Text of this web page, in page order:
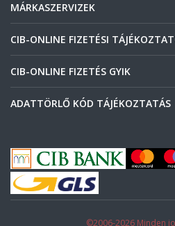
MÁRKASZERVIZEK
CIB-ONLINE FIZETÉSI
CIB-ONLINE FIZETÉS GYIK
ADATTÖRLŐ KÓD TÁJÉKOZTATÁS
©2006-2026 Minden